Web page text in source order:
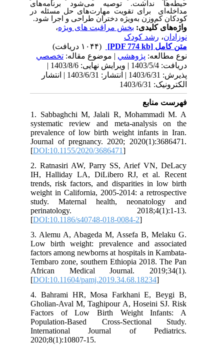
حیطه‌ها نداشت. توصیه می‌شود برنامه‌های
مداخله‌ای برای تقویت مهارت‌های حل مسئله در
کودکان کم‌وزن به‌ویژه دختران طراحی و اجرا شود.
واژه‌های کلیدی:بخش مراقبت های ویژه،
نوزادان ،رشد کودک
متن کامل[PDF 774 kb]
نوع مطالعه:پژوهشي| موضوع مقاله:تخصصي
دریافت: 1403/5/4 | ویرایش نهایی: 1403/8/6 |
پذیرش: 1403/6/31 | انتشار: 1403/6/31 | انتشار
الکترونیک: 1403/6/31
فهرست منابع
1. Sabbaghchi M, Jalali R, Mohammadi M. A
systematic review and meta-analysis on the
prevalence of low birth weight infants in Iran.
Journal of pregnancy. 2020; 2020(1):3686471.
[DOI:10.1155/2020/3686471
2. Ratnasiri AW, Parry SS, Arief VN, DeLacy
IH, Halliday LA, DiLibero RJ, et al. Recent
trends, risk factors, and disparities in low birth
weight in California, 2005-2014: a retrospective
study. Maternal health, neonatology and
perinatology. 2018;4(1):1-13.
[DOI:10.1186/s40748-018-0084-2
3. Alemu A, Abageda M, Assefa B, Melaku G.
Low birth weight: prevalence and associated
factors among newborns at hospitals in Kambata-
Tembaro zone, southern Ethiopia 2018. The Pan
African Medical Journal. 2019;34(1).
[DOI:10.11604/pamj.2019.34.68.18234
4. Bahrami HR, Mosa Farkhani E, Beygi B,
Gholian-Aval M, Taghipour A, Hoseini SJ. Risk
Factors of Low Birth Weight Infants: A
Population-Based Cross-Sectional Study.
International Journal of Pediatrics.
2020;8(1):10807-15.